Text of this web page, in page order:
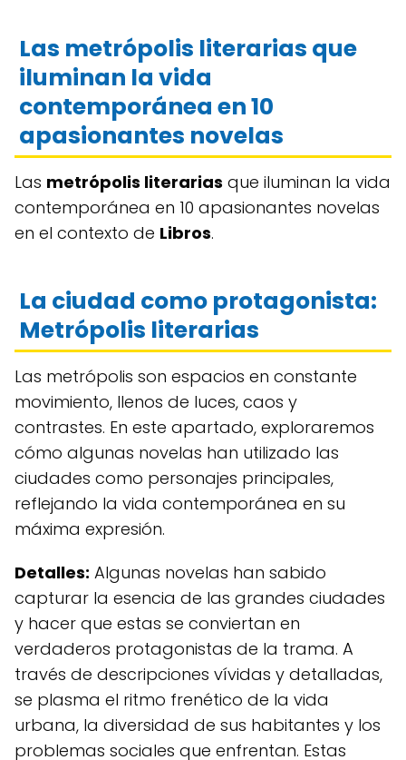
Las metrópolis literarias que
iluminan la vida
contemporánea en 10
apasionantes novelas
Las metrópolis literarias que iluminan la vida
contemporánea en 10 apasionantes novelas
en el contexto de Libros.
La ciudad como protagonista:
Metrópolis literarias
Las metrópolis son espacios en constante
movimiento, llenos de luces, caos y
contrastes. En este apartado, exploraremos
cómo algunas novelas han utilizado las
ciudades como personajes principales,
reflejando la vida contemporánea en su
máxima expresión.
Detalles: Algunas novelas han sabido
capturar la esencia de las grandes ciudades
y hacer que estas se conviertan en
verdaderos protagonistas de la trama. A
través de descripciones vívidas y detalladas,
se plasma el ritmo frenético de la vida
urbana, la diversidad de sus habitantes y los
problemas sociales que enfrentan. Estas